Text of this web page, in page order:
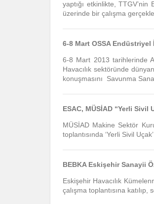
yaptığı etkinlikte,
üzerinde bir çalışma
6-8 Mart OSSA
6-8 Mart 2013 tarihlerinde
Havacılık sektöründe
konuşmasını Savunma
ESAC, MÜSİAD “Yerli Sivil
MÜSİAD Makine Sektör
toplantısında ‘Yerli Sivil
BEBKA Eskişehir Sanayii
Eskişehir Havacılık
çalışma toplantısına